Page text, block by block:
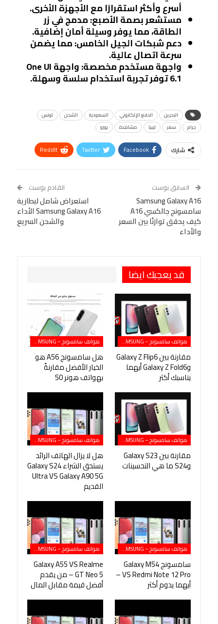
أسرع وأكثر استقرارًا مع الأجهزة الأخرى.
مستشعر بصمة الأصبع: مدمج في زر
الطاقة، مما يوفر وسيلة أمان إضافية.
دعم شبكات الجيل الخامس: مما يضمن
سرعة اتصال عالية.
واجهة مستخدم مخصصة : واجهة One UI
6.1 توفر تجربة استخدام سلسة وسهلة.
البحرين الدفع الإلكتروني السعودية الشحن
تونس
جرام
سعر ليبيا مشاهدة يورو
شارك Facebook
Twitter
ReddIt
البريد الإلكتروني
VK
Digg
LINE
BlackBerry
Viber
طباعة
السابق بوست
Samsung Galaxy A16
سامسونج جالكسي A16
كيف يحقق توازنًا بين السعر
والأداء
القادم بوست
استعراض شامل لبطارية
Samsung Galaxy A16 الأداء
والشحن السريع
قد يعجبك ايضا
هواتف سامسونج – SAMSUNG
مقارنة بين Galaxy Z Flip6
وGalaxy Z Fold6 أيهما
يناسبك أكثر
هواتف سامسونج – SAMSUNG
هل سامسونج A56 هو
الخيار الأفضل مقارنةً
بهواتف هونر 50
هواتف سامسونج – SAMSUNG
مقارنة بين Galaxy S23
وS24 ما هي التحسينات
هواتف سامسونج – SAMSUNG
هل لا يزال الهاتف الرائد
يستحق الشراء Galaxy S24
Ultra VS Galaxy A90 5G
القديم
هواتف سامسونج – SAMSUNG
سامسونج Galaxy M54
VS Redmi Note 12 Pro –
أيهما يدوم أكثر
هواتف سامسونج – SAMSUNG
Galaxy A55 VS Realme
GT Neo 5 – من يقدم
أفضل قيمة مقابل المال